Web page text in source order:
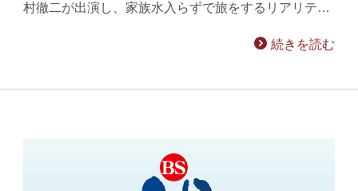
村徹二が出演し、家族水入らずで旅をするリアリテ…
続きを読む